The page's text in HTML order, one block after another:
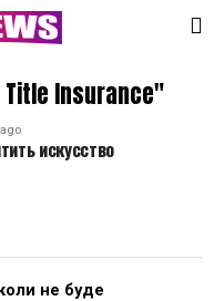
Insurance"
искусство
не буде